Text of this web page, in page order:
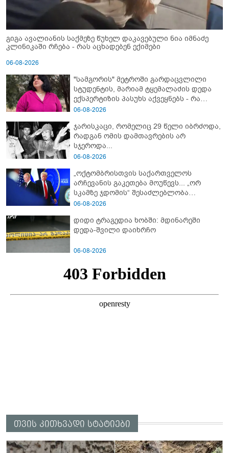
გიგა ავალიანის საქმეზე წუხელ დაკავებული ნია იმნაძე
კლინიკაში რჩება - რას აცხადებენ ექიმები
06-08-2026
"სამგორის" მეტროში გარდაცვლილი
სტუდენტის, მარიამ ტყემალაძის დედა
ექსპერტიზის პასუხს აქვეყნებს - რა
გახდა გოგონას გარდაცვალების მიზეზი?
06-08-2026
ჯარისკაცი, რომელიც 29 წელი იბრძოდა,
რადგან ომის დამთავრების არ
სჯეროდა...
06-08-2026
„ოქტომბრისთვის საქართველოს
არჩევანის გაკეთება მოუწევს... „ორ
სკამზე ჯდომის“ შესაძლებლობა
შეიძლება დასრულდეს“ - მირიან
06-08-2026
დიდი ტრაგედია ხობში: მდინარეში
დედა-შვილი დაიხრჩო
06-08-2026
თვის კითხვადი სტატიები